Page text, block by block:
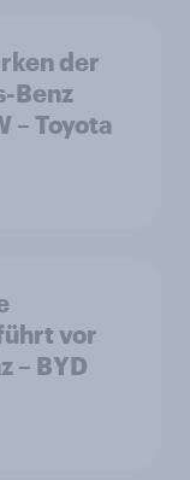
der
Benz
– Toyota
vor
– BYD